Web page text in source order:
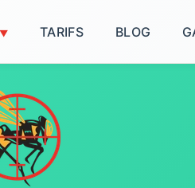
TARIFS BLOG